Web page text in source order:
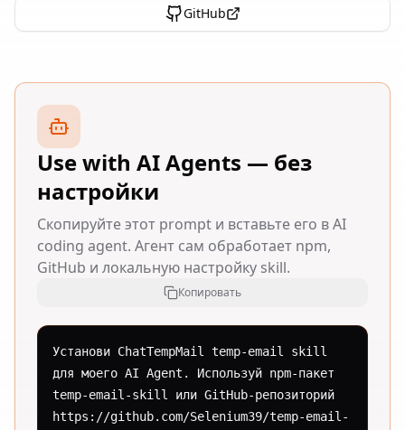
GitHub
Use with AI Agents — без
настройки
Скопируйте этот prompt и вставьте его в AI
coding agent. Агент сам обработает npm,
GitHub и локальную настройку skill.
Копировать
Установи ChatTempMail temp-email skill
для моего AI Agent. Используй npm-пакет
temp-email-skill или GitHub-репозиторий
https://github.com/Selenium39/temp-email-